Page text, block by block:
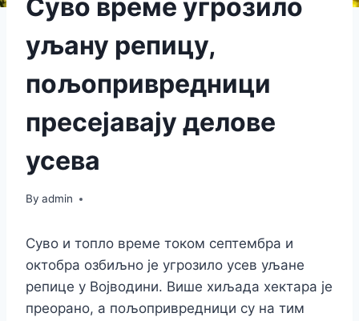
Суво време угрозило
уљану репицу,
пољопривредници
пресејавају делове
усева
By admin
Суво и топло време током септембра и
октобра озбиљно је угрозило усев уљане
репице у Војводини. Више хиљада хектара је
преорано, а пољопривредници су на тим